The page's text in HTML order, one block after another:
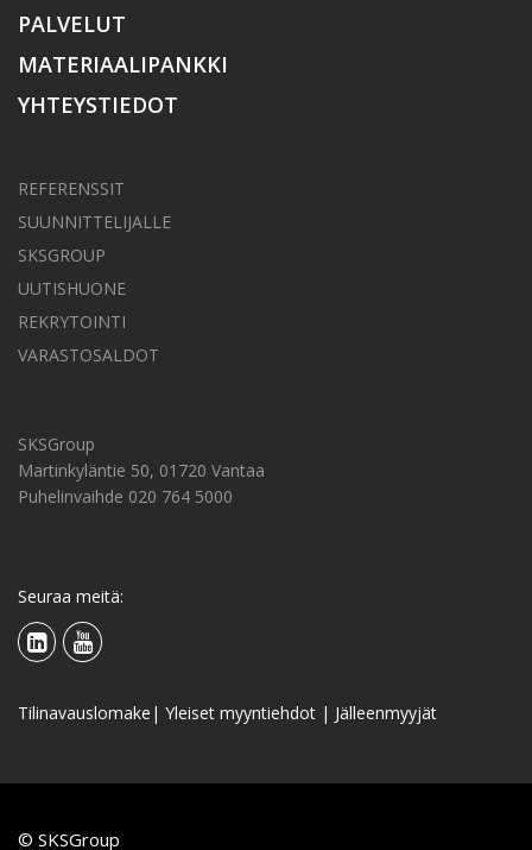
PALVELUT
MATERIAALIPANKKI
YHTEYSTIEDOT
REFERENSSIT
SUUNNITTELIJALLE
SKSGROUP
UUTISHUONE
REKRYTOINTI
VARASTOSALDOT
SKSGroup
Martinkyläntie 50, 01720 Vantaa
Puhelinvaihde 020 764 5000
Seuraa meitä:
Tilinavauslomake | Yleiset myyntiehdot | Jälleenmyyjät
© SKSGroup